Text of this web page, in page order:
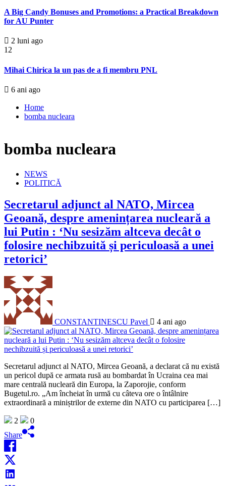
A Big Candy Bonuses and Promotions: a Practical Breakdown
for AU Punter
2 luni ago
12
Mihai Chirica la un pas de a fi membru PNL
6 ani ago
Home
bomba nucleara
bomba nucleara
NEWS
POLITICĂ
Secretarul adjunct al NATO, Mircea
Geoană, despre amenințarea nucleară a
lui Putin : ‘Nu sesizăm altceva decât o
folosire nechibzuită și periculoasă a unei
retorici’
CONSTANTINESCU Pavel 4 ani ago
Secretarul adjunct al NATO, Mircea Geoană, a declarat că nu există
un pericol după ce armata rusă au bombardat în Ucraina cea mai
mare centrală nucleară din Europa, la Zaporojie, conform
Bugetul.ro. „Am încheiat în urmă cu câteva ore o întâlnire
extraordinară a miniștrilor de externe din NATO cu participarea […]
2
0
Share